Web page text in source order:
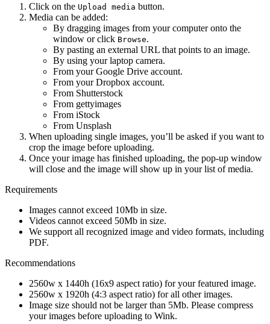
Click on the Upload media button.
Media can be added:
By dragging images from your computer onto the
window or click Browse.
By pasting an external URL that points to an image.
By using your laptop camera.
From your Google Drive account.
From your Dropbox account.
From Shutterstock
From gettyimages
From iStock
From Unsplash
When uploading single images, you’ll be asked if you want to
crop the image before uploading.
Once your image has finished uploading, the pop-up window
will close and the image will show up in your list of media.
Requirements
Images cannot exceed 10Mb in size.
Videos cannot exceed 50Mb in size.
We support all recognized image and video formats, including
PDF.
Recommendations
2560w x 1440h (16x9 aspect ratio) for your featured image.
2560w x 1920h (4:3 aspect ratio) for all other images.
Image size should not be larger than 5Mb. Please compress
your images before uploading to Wink.